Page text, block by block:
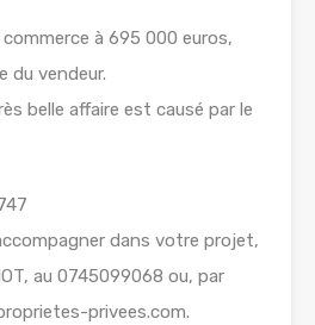
à 695 000 euros,
du vendeur.
belle affaire est causé par le
dans votre projet,
au 0745099068 ou, par
privees.com.